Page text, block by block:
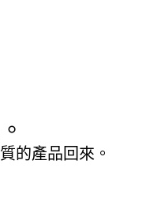
的產品回來。